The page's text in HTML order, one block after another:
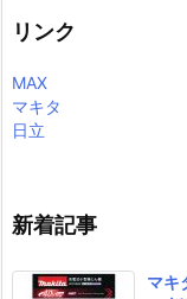
リンク
MAX
マキタ
日立
新着記事
マキ